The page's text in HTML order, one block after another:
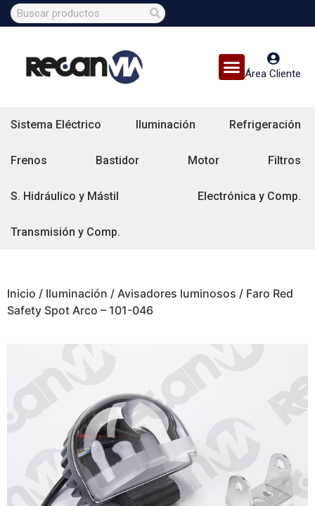
Área Cliente
Sistema Eléctrico Iluminación Refrigeración
Frenos Bastidor Motor Filtros
S. Hidráulico y Mástil Electrónica y Comp.
Transmisión y Comp.
Inicio / Iluminación / Avisadores luminosos / Faro Red
Safety Spot Arco – 101-046